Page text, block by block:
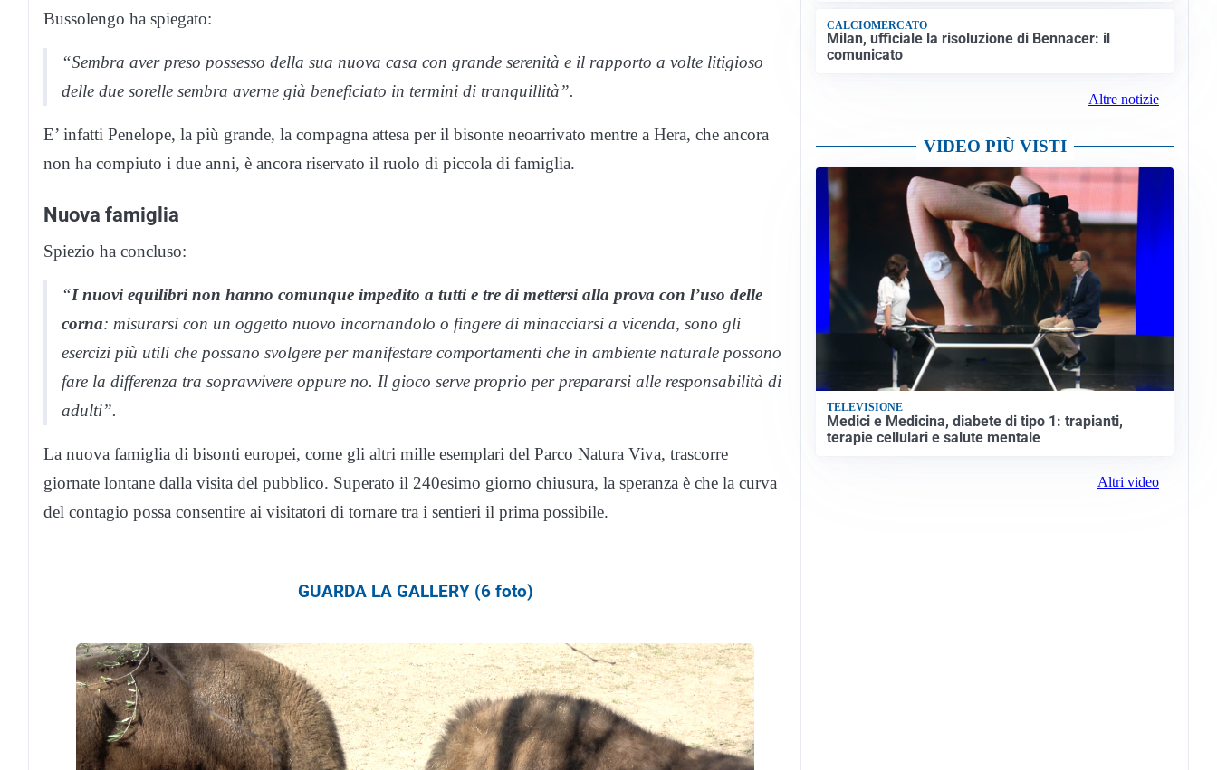
Bussolengo ha spiegato:
“Sembra aver preso possesso della sua nuova casa con grande serenità e il rapporto a volte litigioso
delle due sorelle sembra averne già beneficiato in termini di tranquillità”.
E’ infatti Penelope, la più grande, la compagna attesa per il bisonte neoarrivato mentre a Hera, che ancora
non ha compiuto i due anni, è ancora riservato il ruolo di piccola di famiglia.
Nuova famiglia
Spiezio ha concluso:
“I nuovi equilibri non hanno comunque impedito a tutti e tre di mettersi alla prova con l’uso delle
corna: misurarsi con un oggetto nuovo incornandolo o fingere di minacciarsi a vicenda, sono gli
esercizi più utili che possano svolgere per manifestare comportamenti che in ambiente naturale possono
fare la differenza tra sopravvivere oppure no. Il gioco serve proprio per prepararsi alle responsabilità di
adulti”.
La nuova famiglia di bisonti europei, come gli altri mille esemplari del Parco Natura Viva, trascorre
giornate lontane dalla visita del pubblico. Superato il 240esimo giorno chiusura, la speranza è che la curva
del contagio possa consentire ai visitatori di tornare tra i sentieri il prima possibile.
GUARDA LA GALLERY (6 foto)
CALCIOMERCATO
Milan, ufficiale la risoluzione di Bennacer: il
comunicato
Altre notizie
VIDEO PIÙ VISTI
TELEVISIONE
Medici e Medicina, diabete di tipo 1: trapianti,
terapie cellulari e salute mentale
Altri video